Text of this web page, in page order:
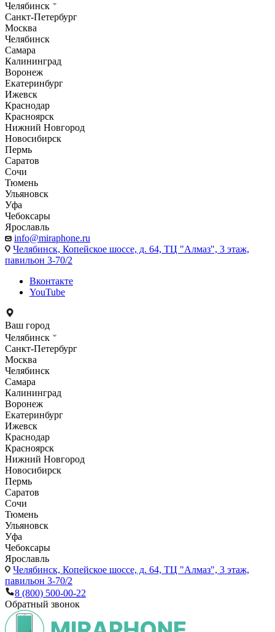
Челябинск
Санкт-Петербург
Москва
Челябинск
Самара
Калининград
Воронеж
Екатеринбург
Ижевск
Краснодар
Красноярск
Нижний Новгород
Новосибирск
Пермь
Саратов
Сочи
Тюмень
Ульяновск
Уфа
Чебоксары
Ярославль
info@miraphone.ru
Челябинск, Копейское шоссе, д. 64, ТЦ "Алмаз", 3 этаж,
павильон 3-70/2
Вконтакте
YouTube
Ваш город
Челябинск
Санкт-Петербург
Москва
Челябинск
Самара
Калининград
Воронеж
Екатеринбург
Ижевск
Краснодар
Красноярск
Нижний Новгород
Новосибирск
Пермь
Саратов
Сочи
Тюмень
Ульяновск
Уфа
Чебоксары
Ярославль
Челябинск, Копейское шоссе, д. 64, ТЦ "Алмаз", 3 этаж,
павильон 3-70/2
8 (800) 500-00-22
Обратный звонок